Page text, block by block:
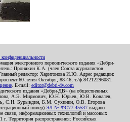
электронного периодического издания «Дебри-
Пронякин К.А. (член Союза журналистов
редактор: Харитонова И.Ю. Адрес редакции:
60-летия Октября, 88-46, т./ф.84212296081.
. E-mail: editor@debri-dv.com
издания «Дебри-ДВ» (на общественных
А.Э. Мирмович, Ю.Н. Юрьев, Ю.В. Ковалев,
С.Н. Бурындин, Б.М. Сухинин, О.В. Егорова
номер) ЭЛ № ФС77-45537 выдано
связи, информационных технологий и массовых
Территория распространения: Российская